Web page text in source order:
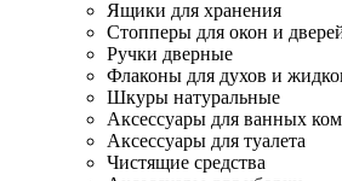
Ящики для хранения
Стопперы для окон и
Ручки дверные
Флаконы для духов и
Шкуры натуральные
Аксессуары для ванных
Аксессуары для туалета
Чистящие средства